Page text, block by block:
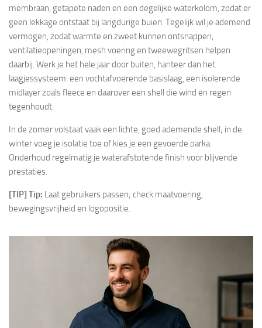
membraan, getapete naden en een degelijke waterkolom, zodat er
geen lekkage ontstaat bij langdurige buien. Tegelijk wil je ademend
vermogen, zodat warmte en zweet kunnen ontsnappen;
ventilatieopeningen, mesh voering en tweewegritsen helpen
daarbij. Werk je het hele jaar door buiten, hanteer dan het
laagjessysteem: een vochtafvoerende basislaag, een isolerende
midlayer zoals fleece en daarover een shell die wind en regen
tegenhoudt.
In de zomer volstaat vaak een lichte, goed ademende shell; in de
winter voeg je isolatie toe of kies je een gevoerde parka.
Onderhoud regelmatig je waterafstotende finish voor blijvende
prestaties.
[TIP] Tip: Laat gebruikers passen; check maatvoering,
bewegingsvrijheid en logopositie.